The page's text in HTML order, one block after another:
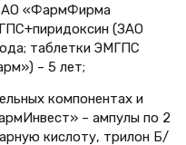
«ФармФирма
(ЗАО
таблетки ЭМГПС
– 5 лет;
компонентах и
– ампулы по 2
кислоту, трилон Б/